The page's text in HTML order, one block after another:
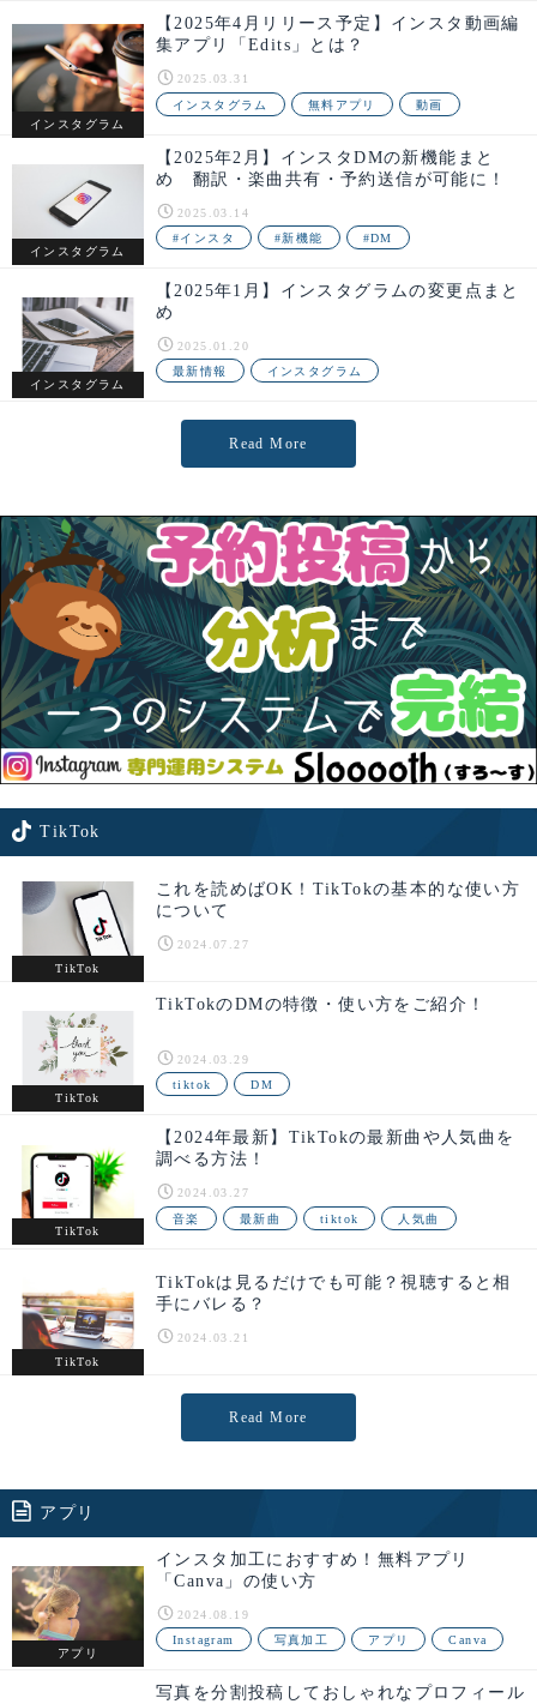
インスタグラム
【2025年4月リリース予定】インスタ動画編
集アプリ「Edits」とは？
2025.03.31
インスタグラム
無料アプリ 動画
インスタグラム
【2025年2月】インスタDMの新機能まと
め 翻訳・楽曲共有・予約送信が可能に！
2025.03.14
#インスタ
#新機能 #DM
インスタグラム
【2025年1月】インスタグラムの変更点まと
め
2025.01.20
最新情報
インスタグラム
Read More
TikTok
TikTok
これを読めばOK！TikTokの基本的な使い方
について
2024.07.27
TikTok
TikTokのDMの特徴・使い方をご紹介！
2024.03.29
tiktok
DM
TikTok
【2024年最新】TikTokの最新曲や人気曲を
調べる方法！
2024.03.27
音楽
最新曲 tiktok 人気曲
TikTok
TikTokは見るだけでも可能？視聴すると相
手にバレる？
2024.03.21
Read More
アプリ
アプリ
インスタ加工におすすめ！無料アプリ
「Canva」の使い方
2024.08.19
Instagram
写真加工 アプリ Canva
写真を分割投稿しておしゃれなプロフィール